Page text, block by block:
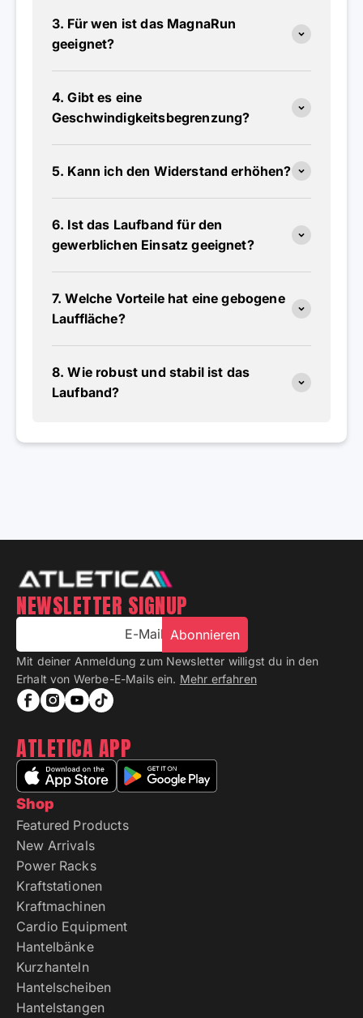
3. Für wen ist das MagnaRun
geeignet?
4. Gibt es eine
Geschwindigkeitsbegrenzung?
5. Kann ich den Widerstand erhöhen?
6. Ist das Laufband für den
gewerblichen Einsatz geeignet?
7. Welche Vorteile hat eine gebogene
Lauffläche?
8. Wie robust und stabil ist das
Laufband?
Shop
Featured Products
New Arrivals
Power Racks
Kraftstationen
Kraftmachinen
Cardio Equipment
Hantelbänke
Kurzhanteln
Hantelscheiben
Hantelstangen
NEWSLETTER SIGNUP
E-Mail Abonnieren
Mit deiner Anmeldung zum Newsletter willigst du in den
Erhalt von Werbe-E-Mails ein. Mehr erfahren
ATLETICA APP